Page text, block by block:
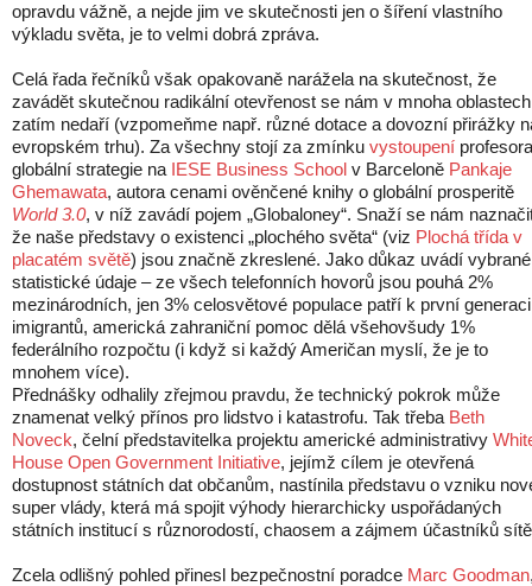
opravdu vážně, a nejde jim ve skutečnosti jen o šíření vlastního
výkladu světa, je to velmi dobrá zpráva.
Celá řada řečníků však opakovaně narážela na skutečnost, že
zavádět skutečnou radikální otevřenost se nám v mnoha oblastech
zatím nedaří (vzpomeňme např. různé dotace a dovozní přirážky
evropském trhu). Za všechny stojí za zmínku vystoupení profesora
globální strategie na IESE Business School v Barceloně Pankaje
Ghemawata, autora cenami ověnčené knihy o globální prosperitě
World 3.0, v níž zavádí pojem „Globaloney“. Snaží se nám
že naše představy o existenci „plochého světa“ (viz Plochá třída v
placatém světě) jsou značně zkreslené. Jako důkaz uvádí vybrané
statistické údaje – ze všech telefonních hovorů jsou pouhá 2%
mezinárodních, jen 3% celosvětové populace patří k první generaci
imigrantů, americká zahraniční pomoc dělá všehovšudy 1%
federálního rozpočtu (i když si každý Američan myslí, že je to
mnohem více).
Přednášky odhalily zřejmou pravdu, že technický pokrok může
znamenat velký přínos pro lidstvo i katastrofu. Tak třeba Beth
Noveck, čelní představitelka projektu americké administrativy
House Open Government Initiative, jejímž cílem je otevřená
dostupnost státních dat občanům, nastínila představu o vzniku
super vlády, která má spojit výhody hierarchicky uspořádaných
státních institucí s různorodostí, chaosem a zájmem účastníků
Zcela odlišný pohled přinesl bezpečnostní poradce Marc Goodman